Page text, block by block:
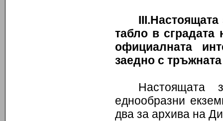
III
табло в
официалната
заедно с
Настоящата
еднообразни
два за архива на